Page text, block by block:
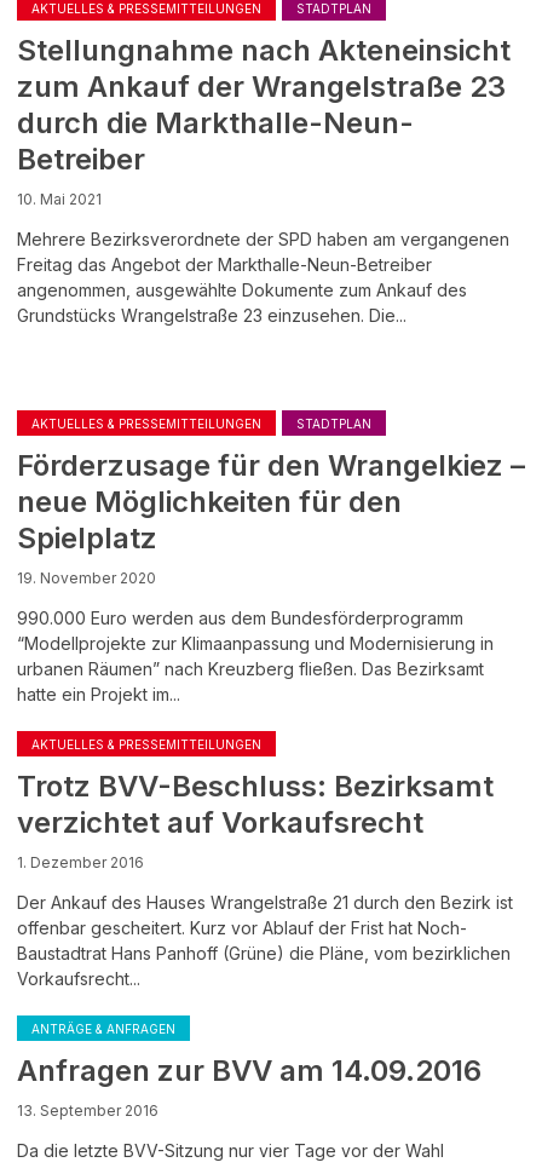
AKTUELLES & PRESSEMITTEILUNGEN STADTPLAN
Stellungnahme nach Akteneinsicht
zum Ankauf der Wrangelstraße 23
durch die Markthalle-Neun-
Betreiber
10. Mai 2021
Mehrere Bezirksverordnete der SPD haben am vergangenen
Freitag das Angebot der Markthalle-Neun-Betreiber
angenommen, ausgewählte Dokumente zum Ankauf des
Grundstücks Wrangelstraße 23 einzusehen. Die...
AKTUELLES & PRESSEMITTEILUNGEN STADTPLAN
Förderzusage für den Wrangelkiez –
neue Möglichkeiten für den
Spielplatz
19. November 2020
990.000 Euro werden aus dem Bundesförderprogramm
“Modellprojekte zur Klimaanpassung und Modernisierung in
urbanen Räumen” nach Kreuzberg fließen. Das Bezirksamt
hatte ein Projekt im...
AKTUELLES & PRESSEMITTEILUNGEN
Trotz BVV-Beschluss: Bezirksamt
verzichtet auf Vorkaufsrecht
1. Dezember 2016
Der Ankauf des Hauses Wrangelstraße 21 durch den Bezirk ist
offenbar gescheitert. Kurz vor Ablauf der Frist hat Noch-
Baustadtrat Hans Panhoff (Grüne) die Pläne, vom bezirklichen
Vorkaufsrecht...
ANTRÄGE & ANFRAGEN
Anfragen zur BVV am 14.09.2016
13. September 2016
Da die letzte BVV-Sitzung nur vier Tage vor der Wahl